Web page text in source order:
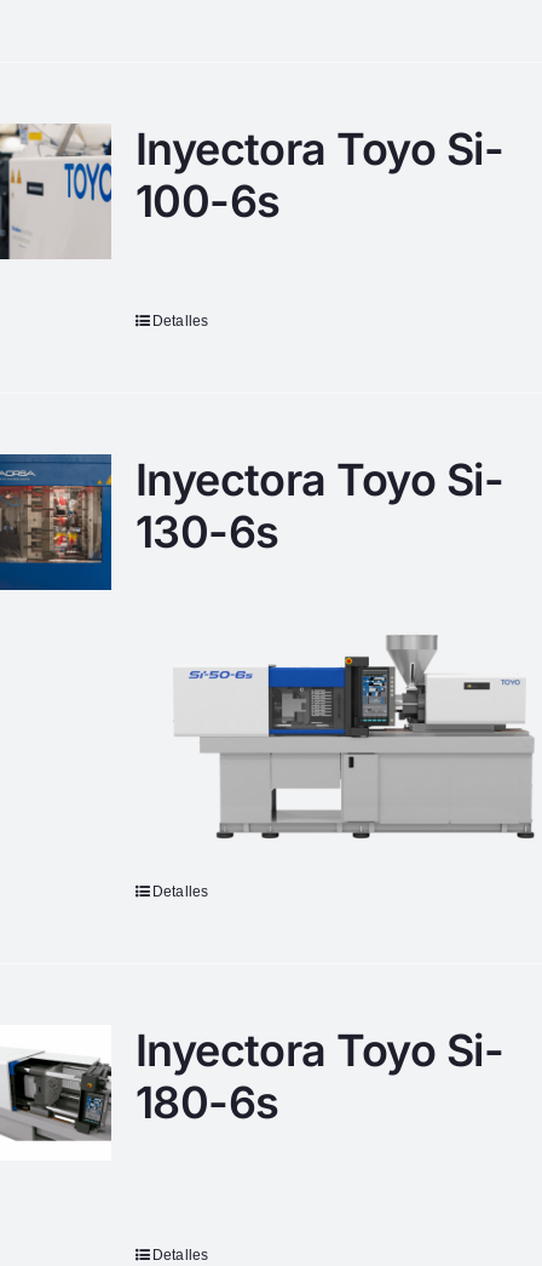
Inyectora Toyo Si-
100-6s
Detalles
Inyectora Toyo Si-
130-6s
Detalles
Inyectora Toyo Si-
180-6s
Detalles